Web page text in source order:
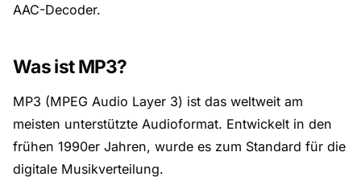
AAC-Decoder.
Was ist MP3?
MP3 (MPEG Audio Layer 3) ist das weltweit am
meisten unterstützte Audioformat. Entwickelt in den
frühen 1990er Jahren, wurde es zum Standard für die
digitale Musikverteilung.